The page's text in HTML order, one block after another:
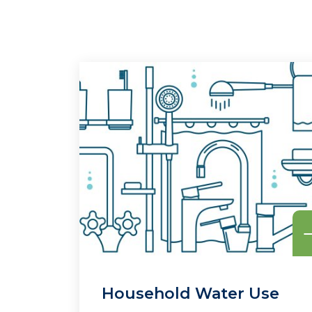
Household Water Use